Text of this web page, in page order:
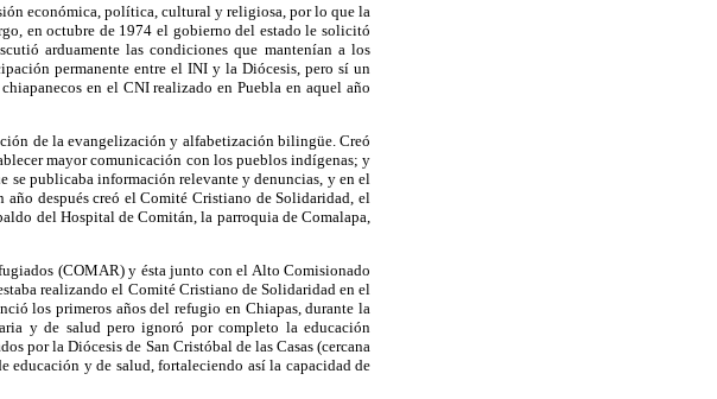
económica, política, cultural y religiosa, por lo que la
en octubre de 1974 el gobierno del estado le solicitó
arduamente las condiciones que mantenían a los
permanente entre el INI y la Diócesis, pero sí un
en el CNI realizado en Puebla en aquel año
de la evangelización y alfabetización bilingüe. Creó
mayor comunicación con los pueblos indígenas; y
publicaba información relevante y denuncias, y en el
después creó el Comité Cristiano de Solidaridad, el
del Hospital de Comitán, la parroquia de Comalapa,
(COMAR) y ésta junto con el Alto Comisionado
realizando el Comité Cristiano de Solidaridad en el
los primeros años del refugio en Chiapas, durante la
y de salud pero ignoró por completo la educación
por la Diócesis de San Cristóbal de las Casas (cercana
educación y de salud, fortaleciendo así la capacidad de